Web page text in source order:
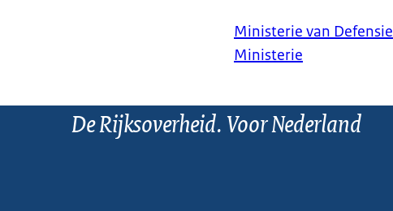
Ministerie van Defensie
Ministerie
De Rijksoverheid. Voor Nederland